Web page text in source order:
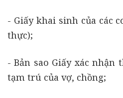
- Giấy khai sinh của các
thực);
- Bản sao Giấy xác
tạm trú của vợ, chồng;